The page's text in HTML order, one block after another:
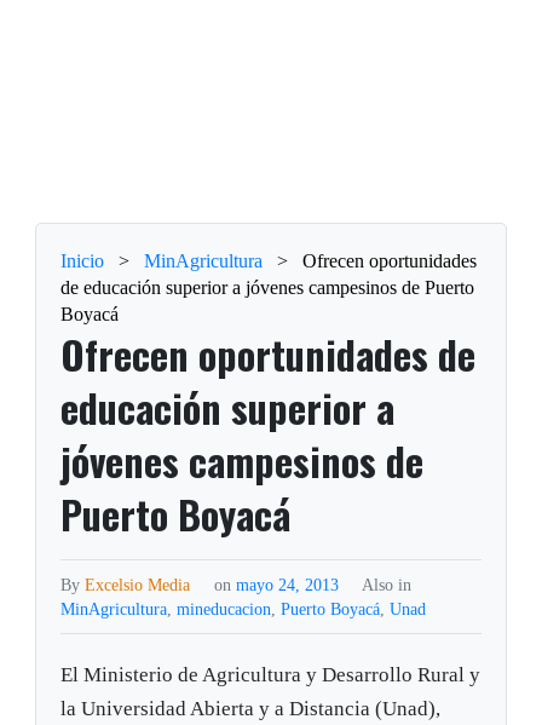
Inicio > MinAgricultura >
Ofrecen oportunidades
de educación superior a jóvenes campesinos de Puerto
Boyacá
Ofrecen oportunidades de
educación superior a
jóvenes campesinos de
Puerto Boyacá
ByExcelsio Media on mayo 24, 2013
Also in
MinAgricultura,mineducacion,Puerto Boyacá,Unad
El Ministerio de Agricultura y Desarrollo Rural y
la Universidad Abierta y a Distancia (Unad),